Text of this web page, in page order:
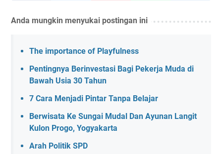
Anda mungkin menyukai postingan ini
The importance of Playfulness
Pentingnya Berinvestasi Bagi Pekerja Muda di
Bawah Usia 30 Tahun
7 Cara Menjadi Pintar Tanpa Belajar
Berwisata Ke Sungai Mudal Dan Ayunan Langit
Kulon Progo, Yogyakarta
Arah Politik SPD